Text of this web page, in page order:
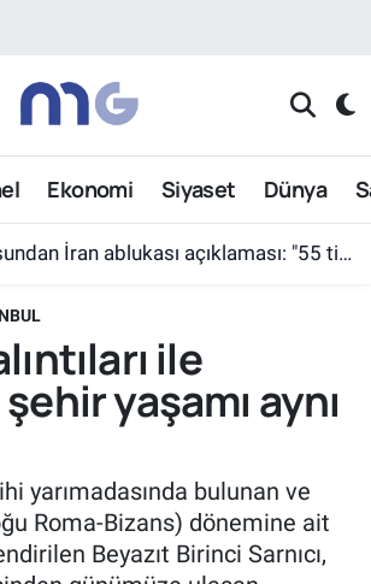
Ekonomi Siyaset Dünya
ablukası açıklaması: "55 ticari gemi farklı rotalara yönlendirildi"
ile
yaşamı aynı
yarımadasında bulunan ve
Roma-Bizans) dönemine ait
Beyazıt Birinci Sarnıcı,
Durumu ve Fikstür